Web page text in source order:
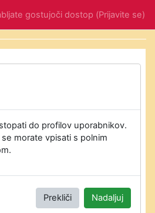
gostujoči dostop (Prijavite se)
do profilov uporabnikov.
morate vpisati s polnim
Prekliči Nadaljuj